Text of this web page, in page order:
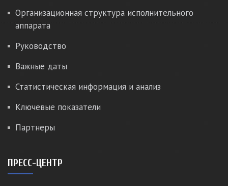
Организационная структура исполнительного
аппарата
Руководство
Важные даты
Статистическая информация и анализ
Ключевые показатели
Партнеры
ПРЕСС-ЦЕНТР